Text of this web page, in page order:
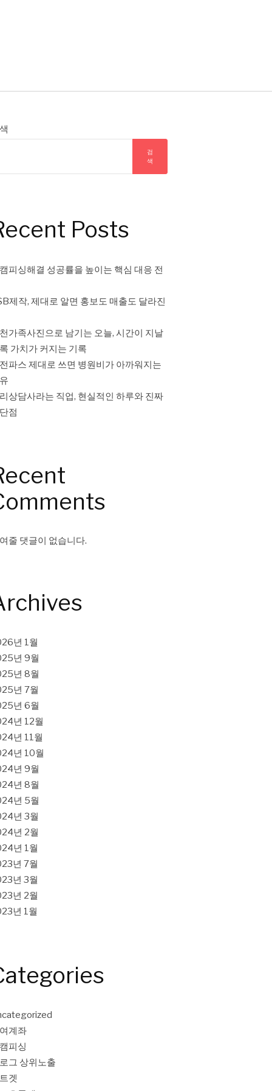
검
색
Posts
피싱해결 성공률을 높이는 핵심 대응 전
제작, 제대로 알면 홍보도 매출도 달라진
가족사진으로 남기는 오늘, 시간이 지날
가치가 커지는 기록
파스 제대로 쓰면 병원비가 아까워지는
상담사라는 직업, 현실적인 하루와 진짜
점
줄 댓글이 없습니다.
년 1월
년 9월
년 8월
년 7월
년 6월
년 12월
년 11월
년 10월
년 9월
년 8월
년 5월
년 3월
년 2월
년 1월
년 7월
년 3월
년 2월
년 1월
계좌
피싱
그 상위노출
겟